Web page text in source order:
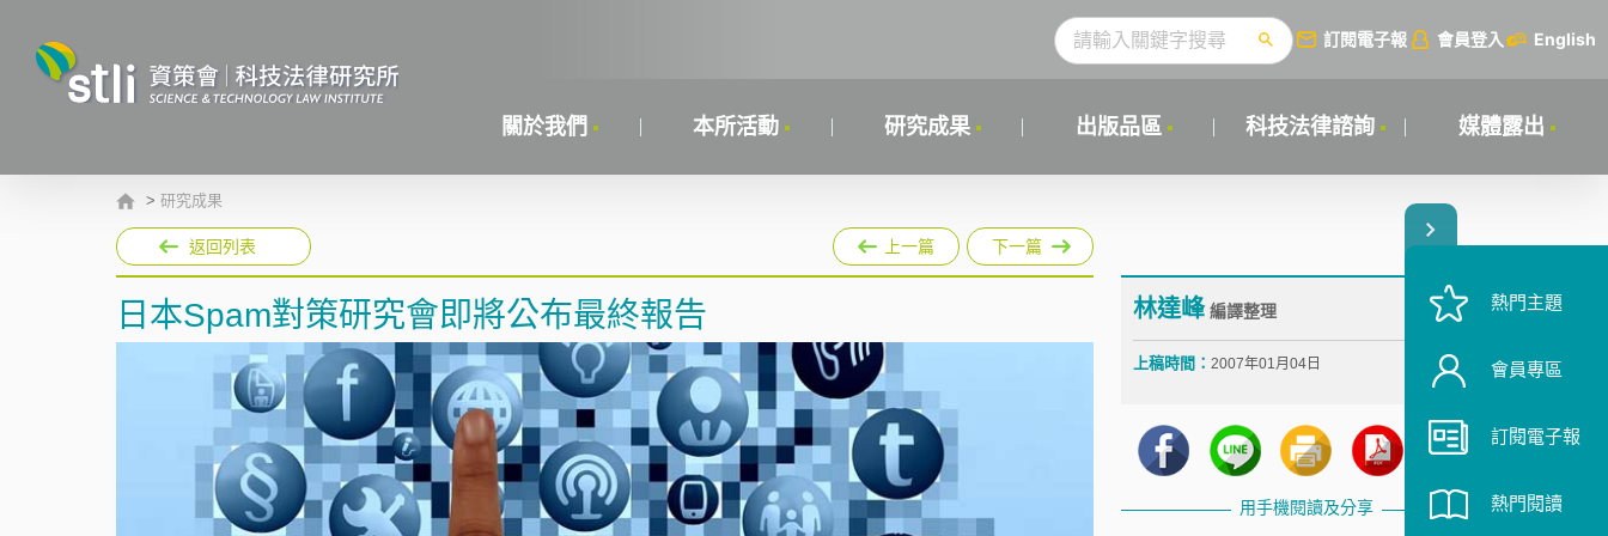
訂閱電子報 會員登入 English
關於我們 本所活動 研究成果 出版品區 科技法律諮詢 媒體露出
> 研究成果
返回列表 上一篇 下一篇
日本Spam對策研究會即將公布最終報告 林達峰編譯整理
上稿時間： 2007年01月04日
用手機閱讀及分享
熱門主題
會員專區
訂閱電子報
熱門閱讀